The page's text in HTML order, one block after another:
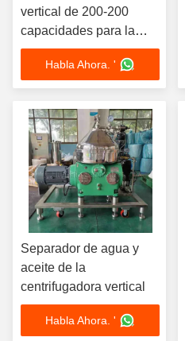
vertical de 200-200
capacidades para la
separación de líquidos
sólidos y filtración de
agua con aceite
Habla Ahora. '
Separador de agua y
aceite de la
centrifugadora vertical
Habla Ahora. '